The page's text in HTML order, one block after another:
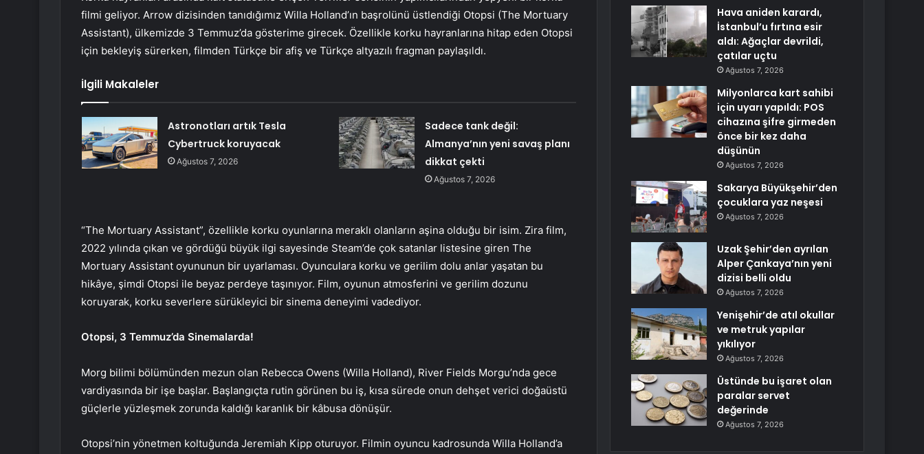
filmi geliyor. Arrow dizisinden tanıdığımız Willa Holland’ın başrolünü üstlendiği Otopsi (The Mortuary
Assistant), ülkemizde 3 Temmuz’da gösterime girecek. Özellikle korku hayranlarına hitap eden Otopsi
için bekleyiş sürerken, filmden Türkçe bir afiş ve Türkçe altyazılı fragman paylaşıldı.
İlgili Makaleler
Astronotları artık Tesla
Cybertruck koruyacak
Ağustos 7, 2026
Sadece tank değil:
Almanya’nın yeni savaş planı
dikkat çekti
Ağustos 7, 2026
“The Mortuary Assistant”, özellikle korku oyunlarına meraklı olanların aşina olduğu bir isim. Zira film,
2022 yılında çıkan ve gördüğü büyük ilgi sayesinde Steam’de çok satanlar listesine giren The
Mortuary Assistant oyununun bir uyarlaması. Oyunculara korku ve gerilim dolu anlar yaşatan bu
hikâye, şimdi Otopsi ile beyaz perdeye taşınıyor. Film, oyunun atmosferini ve gerilim dozunu
koruyarak, korku severlere sürükleyici bir sinema deneyimi vadediyor.
Otopsi, 3 Temmuz’da Sinemalarda!
Morg bilimi bölümünden mezun olan Rebecca Owens (Willa Holland), River Fields Morgu’nda gece
vardiyasında bir işe başlar. Başlangıçta rutin görünen bu iş, kısa sürede onun dehşet verici doğaüstü
güçlerle yüzleşmek zorunda kaldığı karanlık bir kâbusa dönüşür.
Otopsi’nin yönetmen koltuğunda Jeremiah Kipp oturuyor. Filmin oyuncu kadrosunda Willa Holland’a
Hava aniden karardı,
İstanbul’u fırtına esir
aldı: Ağaçlar devrildi,
çatılar uçtu
Ağustos 7, 2026
Milyonlarca kart sahibi
için uyarı yapıldı: POS
cihazına şifre girmeden
önce bir kez daha
düşünün
Ağustos 7, 2026
Sakarya Büyükşehir’den
çocuklara yaz neşesi
Ağustos 7, 2026
Uzak Şehir’den ayrılan
Alper Çankaya’nın yeni
dizisi belli oldu
Ağustos 7, 2026
Yenişehir’de atıl okullar
ve metruk yapılar
yıkılıyor
Ağustos 7, 2026
Üstünde bu işaret olan
paralar servet
değerinde
Ağustos 7, 2026